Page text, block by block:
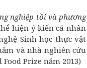
nghiệp tồi và phương
hiện ý kiến cá nhân
Sinh học thực vật
và nhà nghiên cứu
Prize năm 2013)